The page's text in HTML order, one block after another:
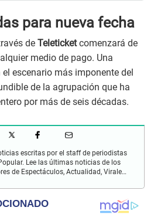
para nueva fecha
de Teleticketcomenzará de
medio de pago. Una
escenario más imponente del
de la agrupación que ha
por más de seis décadas.
escritas por el staff de periodistas
Lee las últimas noticias de los
de Espectáculos, Actualidad, Virales,